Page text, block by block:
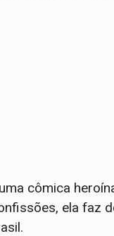
cômica
ela faz